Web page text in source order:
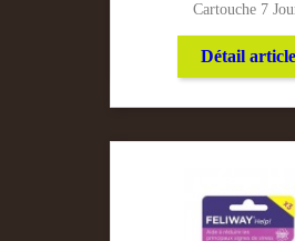
Cartouche 7
Détail article